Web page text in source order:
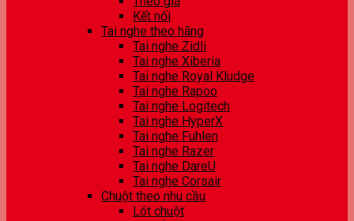
Kết nối
Tai nghe theo hãng
Tai nghe Zidli
Tai nghe Xiberia
Tai nghe Royal Kludge
Tai nghe Rapoo
Tai nghe Logitech
Tai nghe HyperX
Tai nghe Fuhlen
Tai nghe Razer
Tai nghe DareU
Tai nghe Corsair
Chuột theo nhu cầu
Lót chuột